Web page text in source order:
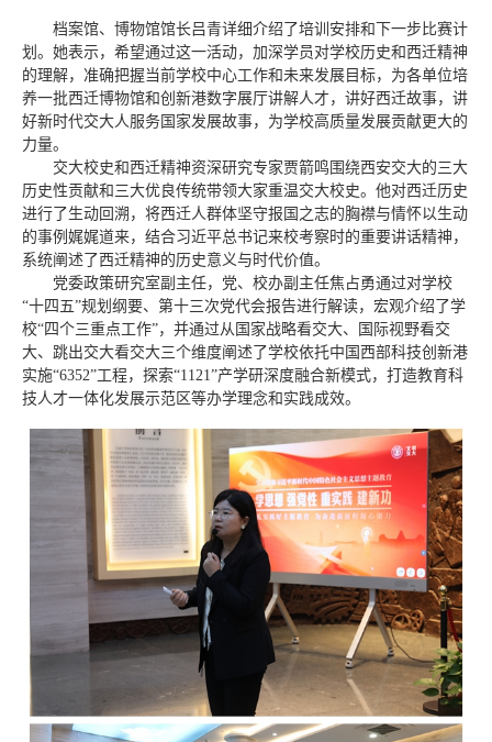
档案馆、博物馆馆长吕青详细介绍了培训安排和下一步比赛计
划。她表示，希望通过这一活动，加深学员对学校历史和西迁精神
的理解，准确把握当前学校中心工作和未来发展目标，为各单位培
养一批西迁博物馆和创新港数字展厅讲解人才，讲好西迁故事，讲
好新时代交大人服务国家发展故事，为学校高质量发展贡献更大的
力量。
交大校史和西迁精神资深研究专家贾箭鸣围绕西安交大的三大
历史性贡献和三大优良传统带领大家重温交大校史。他对西迁历史
进行了生动回溯，将西迁人群体坚守报国之志的胸襟与情怀以生动
的事例娓娓道来，结合习近平总书记来校考察时的重要讲话精神，
系统阐述了西迁精神的历史意义与时代价值。
党委政策研究室副主任，党、校办副主任焦占勇通过对学校
“十四五”规划纲要、第十三次党代会报告进行解读，宏观介绍了学
校“四个三重点工作”，并通过从国家战略看交大、国际视野看交
大、跳出交大看交大三个维度阐述了学校依托中国西部科技创新港
实施“6352”工程，探索“1121”产学研深度融合新模式，打造教育科
技人才一体化发展示范区等办学理念和实践成效。